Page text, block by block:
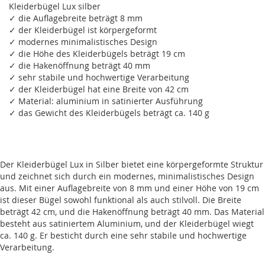
Kleiderbügel Lux silber
✓ die Auflagebreite beträgt 8 mm
✓ der Kleiderbügel ist körpergeformt
✓ modernes minimalistisches Design
✓ die Höhe des Kleiderbügels beträgt 19 cm
✓ die Hakenöffnung beträgt 40 mm
✓ sehr stabile und hochwertige Verarbeitung
✓ der Kleiderbügel hat eine Breite von 42 cm
✓ Material: aluminium in satinierter Ausführung
✓ das Gewicht des Kleiderbügels beträgt ca. 140 g
Der Kleiderbügel Lux in Silber bietet eine körpergeformte Struktur
und zeichnet sich durch ein modernes, minimalistisches Design
aus. Mit einer Auflagebreite von 8 mm und einer Höhe von 19 cm
ist dieser Bügel sowohl funktional als auch stilvoll. Die Breite
beträgt 42 cm, und die Hakenöffnung beträgt 40 mm. Das Material
besteht aus satiniertem Aluminium, und der Kleiderbügel wiegt
ca. 140 g. Er besticht durch eine sehr stabile und hochwertige
Verarbeitung.